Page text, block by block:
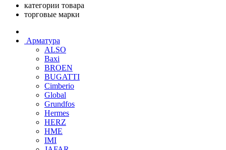
категории товара
торговые марки
Арматура
ALSO
Baxi
BROEN
BUGATTI
Cimberio
Global
Grundfos
Hermes
HERZ
HME
IMI